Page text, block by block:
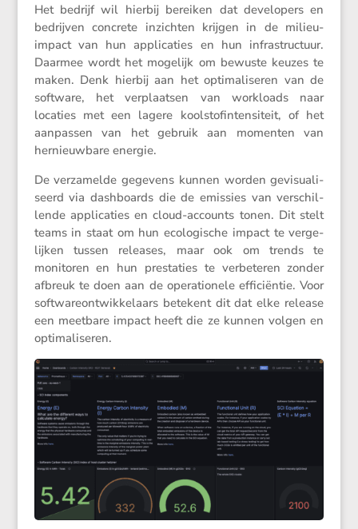
Het bedrijf wil hierbij bereiken dat devel­o­pers en
bedrijven concrete inzichten krijgen in de milieu-
impact van hun appli­ca­ties en hun infra­struc­tuur.
Daarmee wordt het mogelijk om bewuste keuzes te
maken. Denk hierbij aan het optima­li­seren van de
software, het verplaatsen van workloads naar
locaties met een lagere koolstofin­ten­si­teit, of het
aanpassen van het gebruik aan momenten van
hernieuw­bare energie.
De verza­melde gegevens kunnen worden gevisu­a­li­
seerd via dashboards die de emissies van verschil­
lende appli­ca­ties en cloud-accounts tonen. Dit stelt
teams in staat om hun ecolo­gi­sche impact te verge­
lijken tussen releases, maar ook om trends te
monitoren en hun presta­ties te verbe­teren zonder
afbreuk te doen aan de opera­ti­o­nele effici­ëntie. Voor
softwa­re­ont­wik­ke­laars betekent dit dat elke release
een meetbare impact heeft die ze kunnen volgen en
optimaliseren.